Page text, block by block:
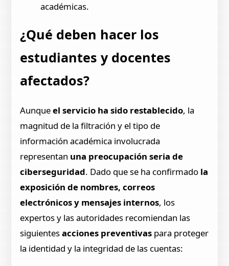
académicas.
¿Qué deben hacer los
estudiantes y docentes
afectados?
Aunqueel servicio ha sido restablecido, la
magnitud de la filtración y el tipo de
información académica involucrada
representan una preocupación seria de
ciberseguridad. Dado que se ha confirmado la
exposición de nombres, correos
electrónicos y mensajes internos, los
expertos y las autoridades recomiendan las
siguientesacciones preventivas para proteger
la identidad y la integridad de las cuentas: